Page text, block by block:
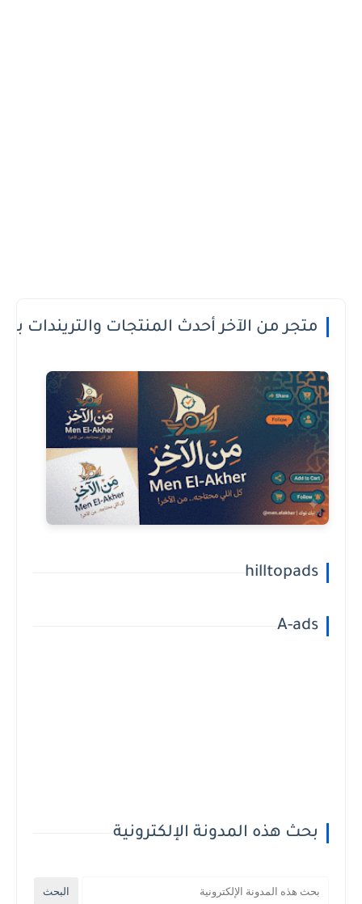
متجر من الآخر أحدث المنتجات والتريندات
hilltopads
A-ads
بحث هذه المدونة الإلكترونية